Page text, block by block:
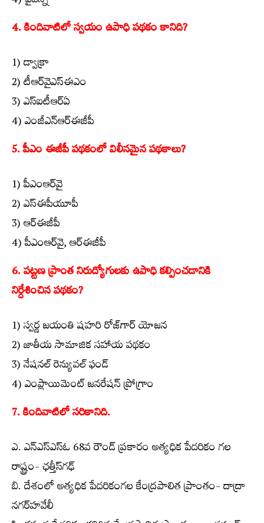
4. కిందివాటిలో స్వయం ఉపాధి పథకం కానిది?
1) డ్వాక్రా
2) టీఆర్‌వైఎస్‌ఈఎం
3) ఎస్‌ఐటీఆర్‌ఏ
4) ఎంజీఎన్‌ఆర్‌ఈజీపీ
5. పీఎం ఈజీపీ పథకంలో విలీనమైన పథకాలు?
1) పీఎంఆర్‌వై
2) ఎస్‌ఈపీయూపీ
3) ఆర్‌ఈజీపీ
4) పీఎంఆర్‌వై, ఆర్‌ఈజీపీ
6. పట్టణ ప్రాంత నిరుద్యోగులకు ఉపాధి కల్పించడానికి
నిర్దేశించిన పథకం?
1) స్వర్ణ జయంతి షహరి రోజ్‌గార్ యోజన
2) జాతీయ సామాజిక సహాయ పథకం
3) నేషనల్ రెన్యువల్ ఫండ్
4) ఎంప్లాయిమెంట్ జనరేషన్ ప్రోగ్రాం
7. కిందివాటిలో సరికానిది.
ఎ. ఎన్‌ఎస్‌ఎస్‌ఓ 68వ రౌండ్ ప్రకారం అత్యధిక పేదరికం గల
రాష్ట్రం- ఛత్తీస్‌గఢ్
బి. దేశంలో అత్యధిక పేదరికంగల కేంద్రపాలిత ప్రాంతం- దాద్రా
నగర్‌హవేలీ